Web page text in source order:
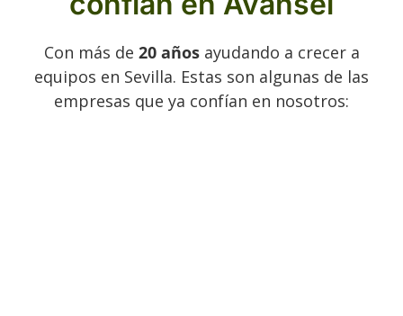
Con más de 20 añosayudando a crecer a
equipos en Sevilla. Estas son algunas de las
empresas que ya confían en nosotros: